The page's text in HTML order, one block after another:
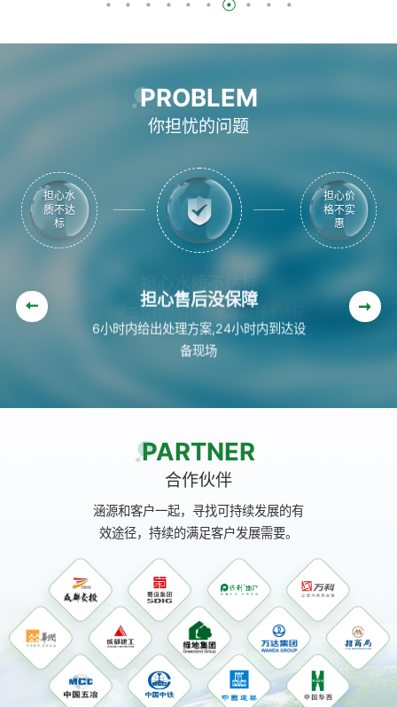
PROBLEM
你担忧的问题
担心水
质不达
标
担心价
格不实
惠
担心售后没保障
6小时内给出处理方案,24小时内到达设
备现场
PARTNER
合作伙伴
涵源和客户一起，寻找可持续发展的有
效途径，持续的满足客户发展需要。